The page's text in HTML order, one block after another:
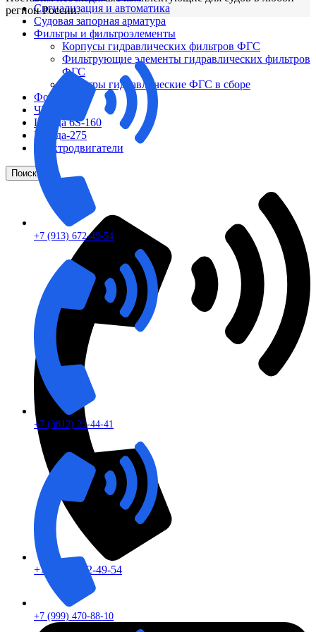
Сигнализация и автоматика
Судовая запорная арматура
Фильтры и фильтроэлементы
Корпусы гидравлических фильтров ФГС
Фильтрующие элементы гидравлических фильтров
ФГС
Фильтры гидравлические ФГС в сборе
Фонари
ЧН 25/34
Шкода 6S-160
Шкода-275
Электродвигатели
Поиск
+7 (913) 672-49-54
регион России.
+7 (913) 672-49-54
+7 (3812) 23-44-41
+7 (999) 470-88-10